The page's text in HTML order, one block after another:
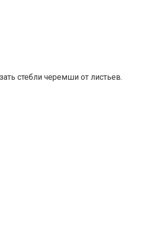
стебли черемши от листьев.